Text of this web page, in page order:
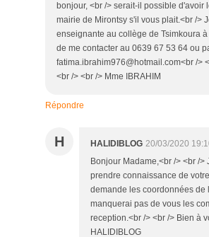
bonjour, <br /> serait-il possible d'avoir
mairie de Mirontsy s'il vous plait.<br />
enseignante au collège de Tsimkoura
de me contacter au 0639 67 53 64 ou
fatima.ibrahim976@hotmail.com<br />
<br /> <br /> Mme IBRAHIM
Répondre
H HALIDIBLOG 20/03/2020
Bonjour Madame,<br /> <br />
prendre connaissance de
demande les coordonnées de
manquerai pas de vous les
reception.<br /> <br /> Bien à
HALIDIBLOG